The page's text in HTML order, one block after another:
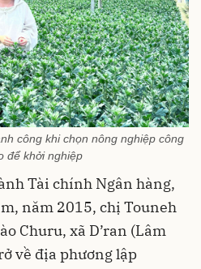
công khi chọn nông nghiệp công
để khởi nghiệp
Tài chính Ngân hàng,
năm 2015, chị Touneh
Churu, xã D’ran (Lâm
về địa phương lập